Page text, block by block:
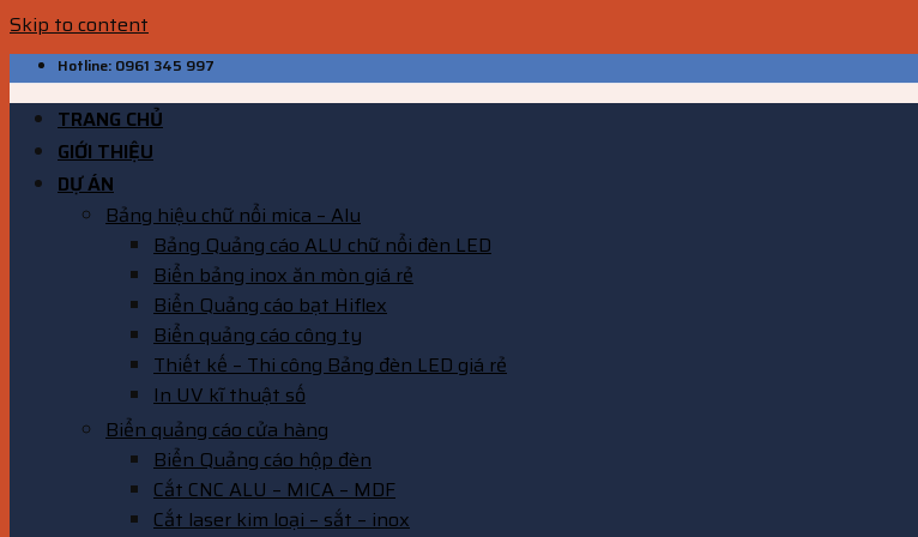
Skip to content
Hotline: 0961 345 997
TRANG CHỦ
GIỚI THIỆU
DỰ ÁN
Bảng hiệu chữ nổi mica – Alu
Bảng Quảng cáo ALU chữ nổi đèn LED
Biển bảng inox ăn mòn giá rẻ
Biển Quảng cáo bạt Hiflex
Biển quảng cáo công ty
Thiết kế – Thi công Bảng đèn LED giá rẻ
In UV kĩ thuật số
Biển quảng cáo cửa hàng
Biển Quảng cáo hộp đèn
Cắt CNC ALU – MICA – MDF
Cắt laser kim loại – sắt – inox